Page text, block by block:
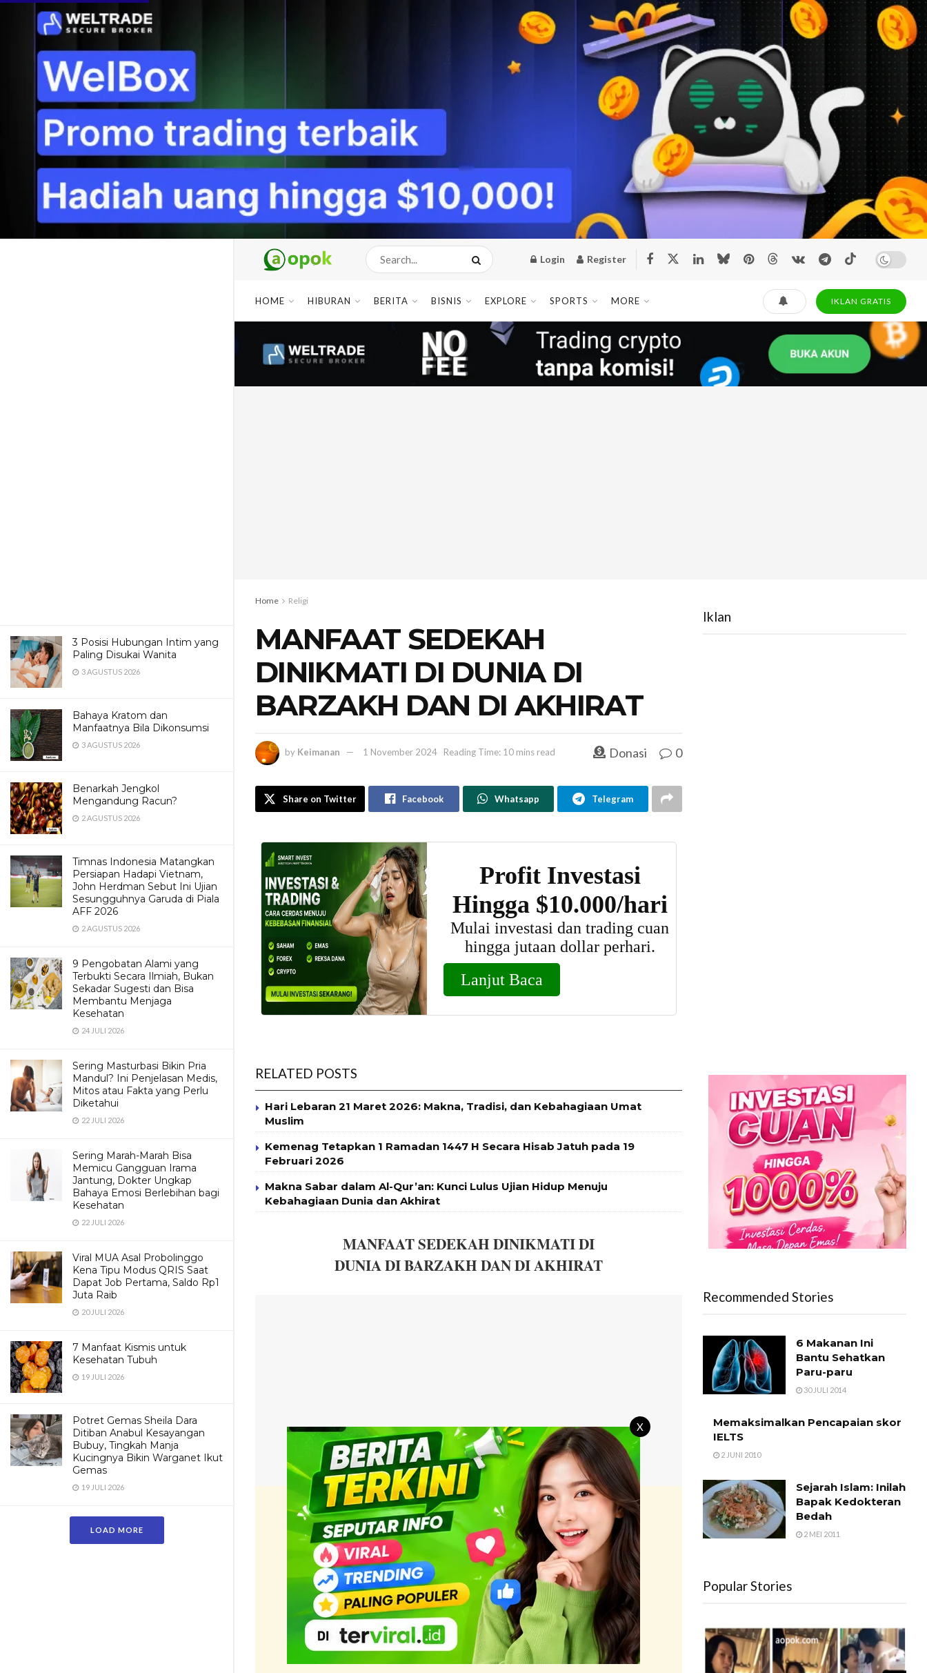
LATEST TRENDING
AKHIRAT
1 NOVEMBER 2024
Dua Pendaki Gunung Piramid
Bondowoso Ditemukan Tewas
di Jurang 60 Meter, Evakuasi
Terkendala Medan Ekstrem
Maroon 5 Dipastikan Konser di
Jakarta, Catat Jadwal dan
Fakta Menarik yang Wajib
Diketahui Fans
4 AGUSTUS 2026
3 Posisi Hubungan Intim yang
Paling Disukai Wanita
3 AGUSTUS 2026
Bahaya Kratom dan
Manfaatnya Bila Dikonsumsi
3 AGUSTUS 2026
Benarkah Jengkol
Mengandung Racun?
2 AGUSTUS 2026
Timnas Indonesia Matangkan
Persiapan Hadapi Vietnam,
John Herdman Sebut Ini Ujian
Sesungguhnya Garuda di Piala
AFF 2026
2 AGUSTUS 2026
9 Pengobatan Alami yang
Terbukti Secara Ilmiah, Bukan
Sekadar Sugesti dan Bisa
Membantu Menjaga
Kesehatan
24 JULI 2026
Sering Masturbasi Bikin Pria
Mandul? Ini Penjelasan Medis,
Mitos atau Fakta yang Perlu
Diketahui
22 JULI 2026
Sering Marah-Marah Bisa
Memicu Gangguan Irama
Jantung, Dokter Ungkap
Bahaya Emosi Berlebihan bagi
Kesehatan
22 JULI 2026
Viral MUA Asal Probolinggo
Kena Tipu Modus QRIS Saat
Dapat Job Pertama, Saldo Rp1
Juta Raib
20 JULI 2026
7 Manfaat Kismis untuk
Kesehatan Tubuh
19 JULI 2026
Potret Gemas Sheila Dara
Ditiban Anabul Kesayangan
Bubuy, Tingkah Manja
Kucingnya Bikin Warganet Ikut
Gemas
19 JULI 2026
LOAD MORE
X
Login Register
HOME HIBURAN BERITA BISNIS EXPLORE SPORTS MORE IKLAN GRATIS
Home Religi
MANFAAT SEDEKAH
DINIKMATI DI DUNIA DI
BARZAKH DAN DI AKHIRAT
by Keimanan 1 November 2024 Reading Time: 10 mins read Donasi 0
Share on Twitter Facebook Whatsapp Telegram
RELATED POSTS
Hari Lebaran 21 Maret 2026: Makna, Tradisi, dan Kebahagiaan Umat
Muslim
Kemenag Tetapkan 1 Ramadan 1447 H Secara Hisab Jatuh pada 19
Februari 2026
Makna Sabar dalam Al-Qur’an: Kunci Lulus Ujian Hidup Menuju
Kebahagiaan Dunia dan Akhirat
MANFAAT SEDEKAH DINIKMATI DI
DUNIA DI BARZAKH DAN DI AKHIRAT
Iklan
Recommended Stories
6 Makanan Ini
Bantu Sehatkan
Paru-paru
30 JULI 2014
Memaksimalkan Pencapaian skor
IELTS
2 JUNI 2010
Sejarah Islam: Inilah
Bapak Kedokteran
Bedah
2 MEI 2011
Popular Stories